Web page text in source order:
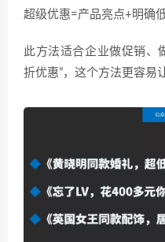
超级优惠=产品亮点+明确
此方法适合企业做促销、
折优惠”，这个方法更容易